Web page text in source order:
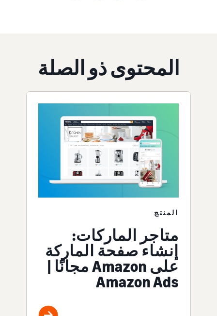
المحتوى ذو الصلة
المنتج
متاجر الماركات:
إنشاء صفحة الماركة
على Amazon مجانًا |
Amazon Ads